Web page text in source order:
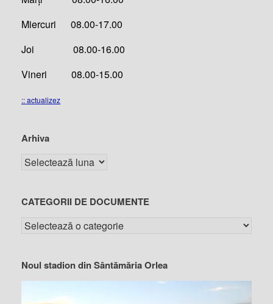
Miercuri 08.00-17.00
Joi 08.00-16.00
Vineri 08.00-15.00
:: actualizez
Arhiva
CATEGORII DE DOCUMENTE
Noul stadion din Sântămăria Orlea